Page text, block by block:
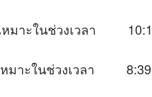
ๆเหมาะในช่วงเวลา
เหมาะในช่วงเวลา